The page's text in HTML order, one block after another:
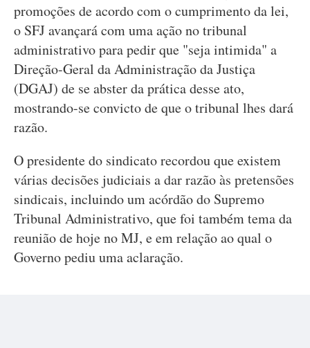
promoções de acordo com o cumprimento da lei,
o SFJ avançará com uma ação no tribunal
administrativo para pedir que "seja intimida" a
Direção-Geral da Administração da Justiça
(DGAJ) de se abster da prática desse ato,
mostrando-se convicto de que o tribunal lhes dará
razão.
O presidente do sindicato recordou que existem
várias decisões judiciais a dar razão às pretensões
sindicais, incluindo um acórdão do Supremo
Tribunal Administrativo, que foi também tema da
reunião de hoje no MJ, e em relação ao qual o
Governo pediu uma aclaração.